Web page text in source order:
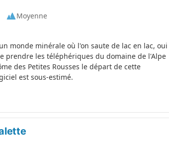
Moyenne
monde minérale où l'on saute de lac en lac, oui
prendre les téléphériques du domaine de l'Alpe
des Petites Rousses le départ de cette
est sous-estimé.